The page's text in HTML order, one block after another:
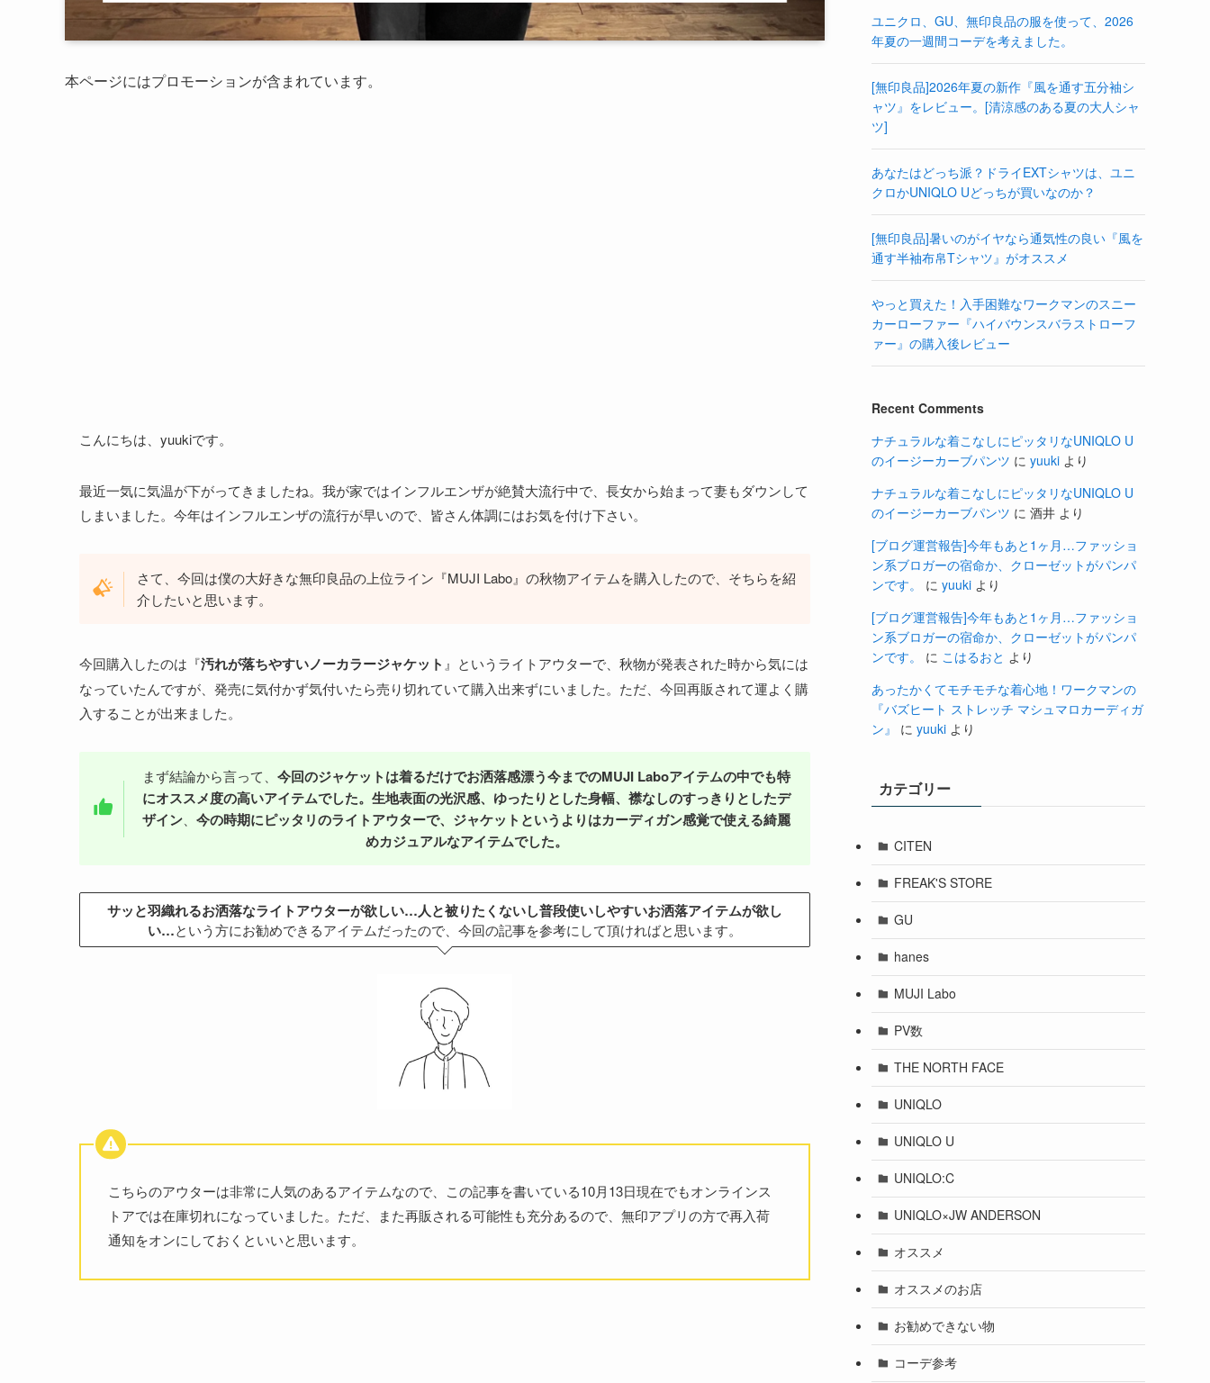
本ページにはプロモーションが含まれています。
こんにちは、yuukiです。
最近一気に気温が下がってきましたね。我が家ではインフルエンザが絶賛大流行中で、長女から始まって妻もダウンして
しまいました。今年はインフルエンザの流行が早いので、皆さん体調にはお気を付け下さい。
さて、今回は僕の大好きな無印良品の上位ライン『MUJI Labo』の秋物アイテムを購入したので、そちらを紹
介したいと思います。
今回購入したのは『汚れが落ちやすいノーカラージャケット 』というライトアウターで、秋物が発表された時から気には
なっていたんですが、発売に気付かず気付いたら売り切れていて購入出来ずにいました。ただ、今回再販されて運よく購
入することが出来ました。
まず結論から言って、今回のジャケットは着るだけでお洒落感漂う今までのMUJI Laboアイテムの中でも特
にオススメ度の高いアイテムでした。生地表面の光沢感、ゆったりとした身幅、襟なしのすっきりとしたデ
ザイン、今の時期にピッタリのライトアウターで、ジャケットというよりはカーディガン感覚で使える綺麗
めカジュアルなアイテムでした。
サッと羽織れるお洒落なライトアウターが欲しい…人と被りたくないし普段使いしやすいお洒落アイテムが欲し
い…という方にお勧めできるアイテムだったので、今回の記事を参考にして頂ければと思います。
こちらのアウターは非常に人気のあるアイテムなので、この記事を書いている10月13日現在でもオンラインス
トアでは在庫切れになっていました。ただ、また再販される可能性も充分あるので、無印アプリの方で再入荷
通知をオンにしておくといいと思います。
ユニクロ、GU、無印良品の服を使って、2026
年夏の一週間コーデを考えました。
[無印良品]2026年夏の新作『風を通す五分袖シ
ャツ』をレビュー。[清涼感のある夏の大人シャ
ツ]
あなたはどっち派？ドライEXTシャツは、ユニ
クロかUNIQLO Uどっちが買いなのか？
[無印良品]暑いのがイヤなら通気性の良い『風を
通す半袖布帛Tシャツ』がオススメ
やっと買えた！入手困難なワークマンのスニー
カーローファー『ハイバウンスバラストローフ
ァー』の購入後レビュー
Recent Comments
ナチュラルな着こなしにピッタリなUNIQLO U
のイージーカーブパンツ に yuuki より
ナチュラルな着こなしにピッタリなUNIQLO U
のイージーカーブパンツ に 酒井 より
[ブログ運営報告]今年もあと1ヶ月…ファッショ
ン系ブロガーの宿命か、クローゼットがパンパ
ンです。
に yuuki より
[ブログ運営報告]今年もあと1ヶ月…ファッショ
ン系ブロガーの宿命か、クローゼットがパンパ
ンです。
に こはるおと より
あったかくてモチモチな着心地！ワークマンの
『バズヒート ストレッチ マシュマロカーディガ
ン』
に yuuki より
カテゴリー
CITEN
FREAK'S STORE
GU
hanes
MUJI Labo
PV数
THE NORTH FACE
UNIQLO
UNIQLO U
UNIQLO:C
UNIQLO×JW ANDERSON
オススメ
オススメのお店
お勧めできない物
コーデ参考